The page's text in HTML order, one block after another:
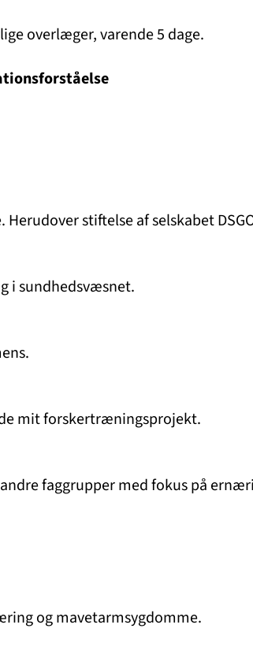
overlæger, varende 5 dage.
stiftelse af selskabet
i sundhedsvæsnet.
mit forskertræningsprojekt.
faggrupper med fokus på
og mavetarmsygdomme.